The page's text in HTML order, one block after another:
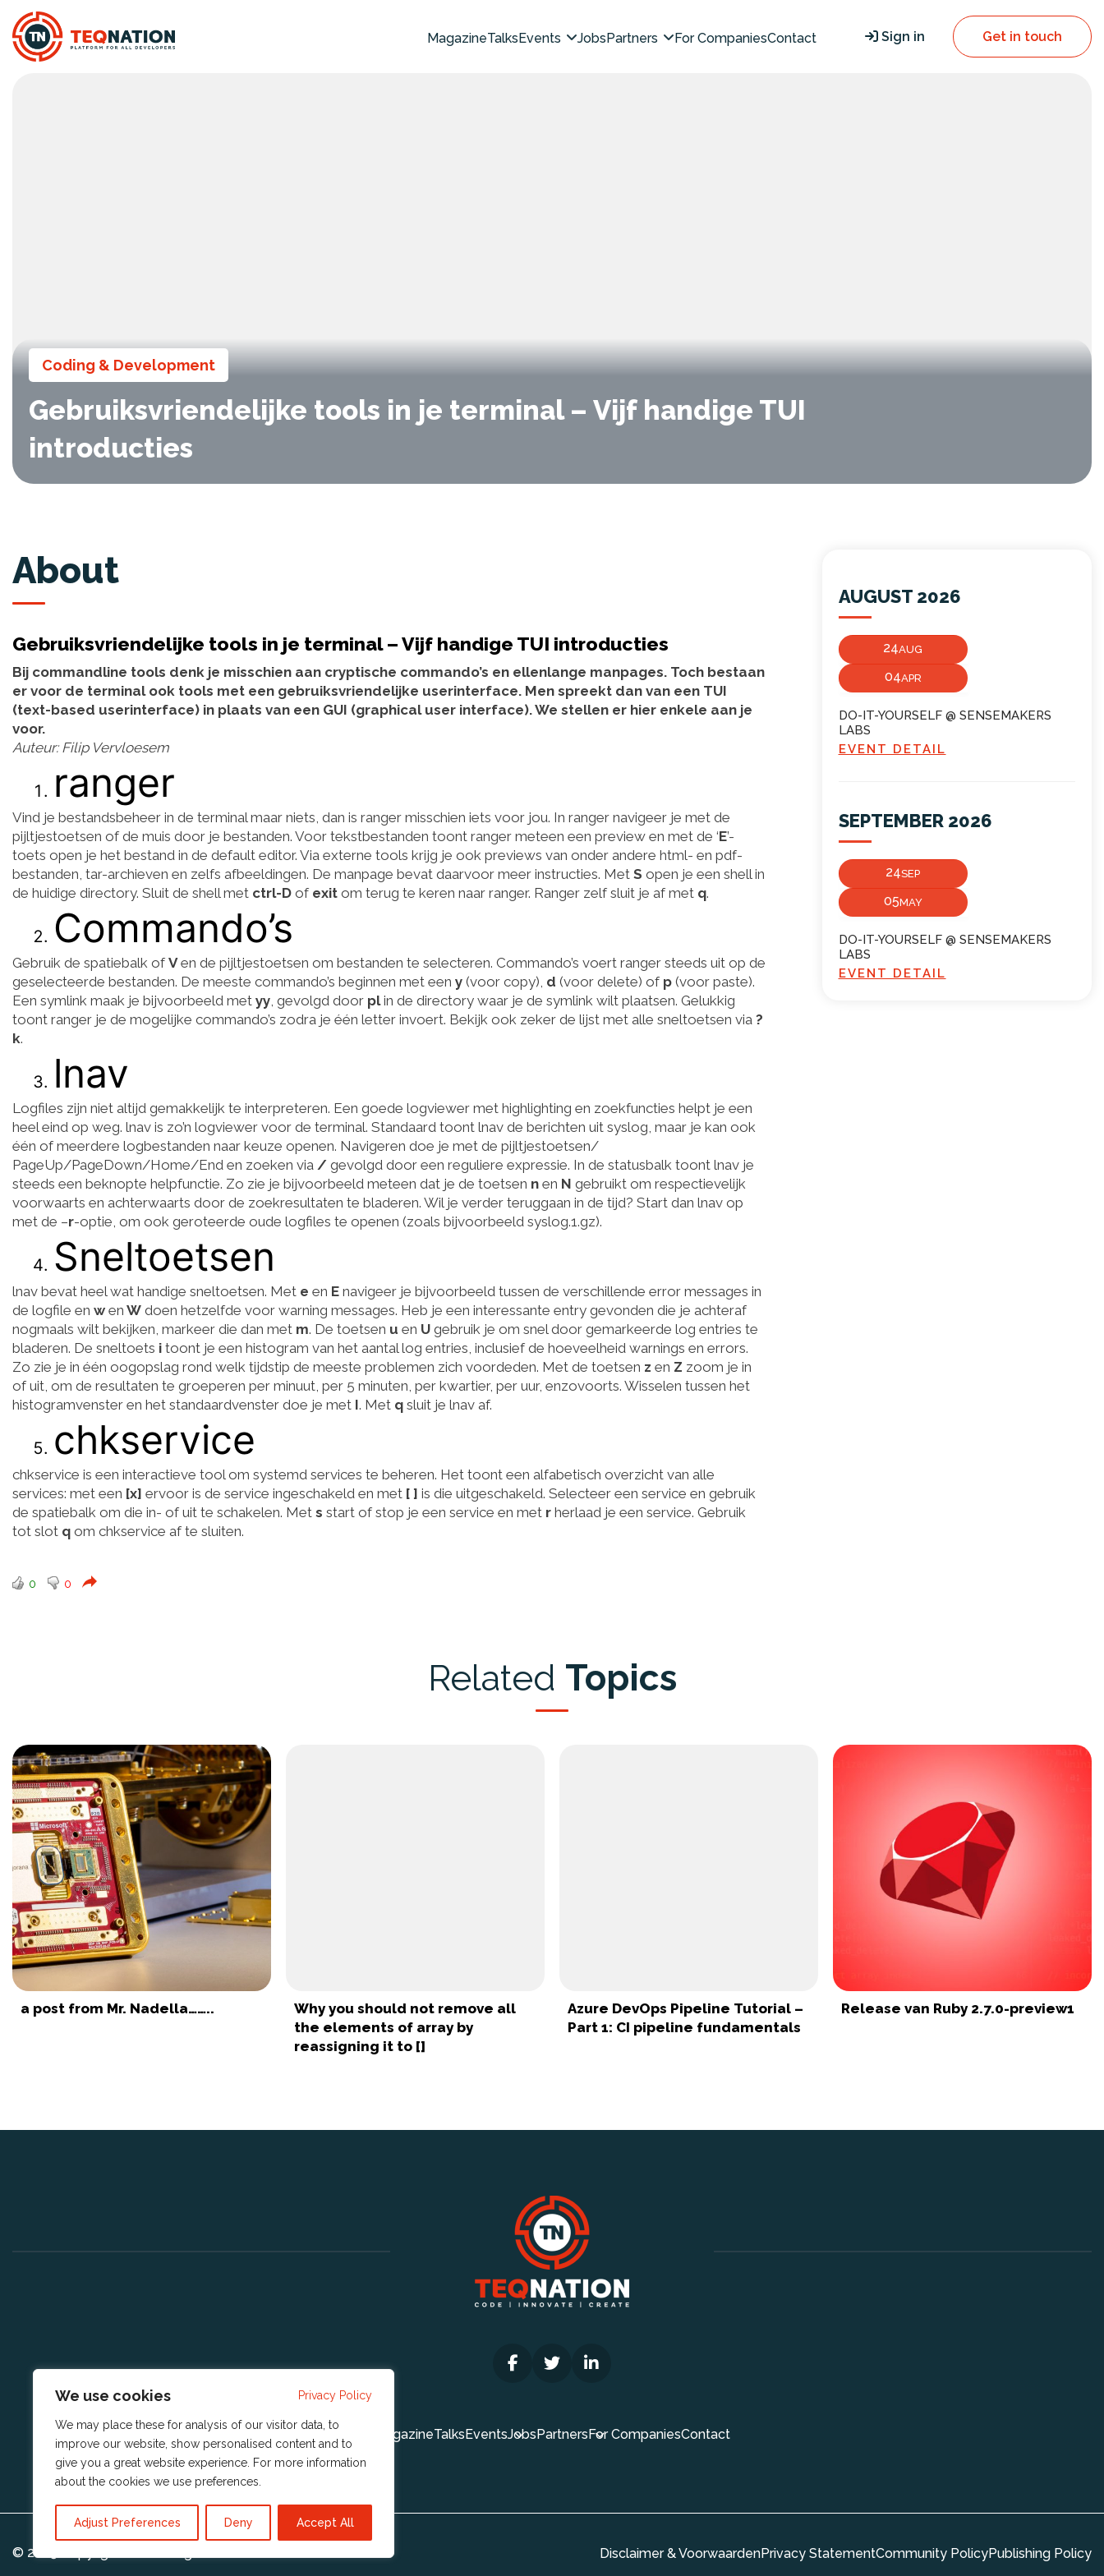
We use cookies Privacy Policy
We may place these for analysis of our visitor data, to
improve our website, show personalised content and to
give you a great website experience. For more information
about the cookies we use preferences
Adjust Preferences Deny Accept All
MagazineTalksEvents JobsPartners For CompaniesContact Sign in Get in touch
Coding & Development
Gebruiksvriendelijke tools in je terminal – Vijf handige TUI
introducties
About
Gebruiksvriendelijke tools in je terminal – Vijf handige TUI introducties
Bij commandline tools denk je misschien aan cryptische commando’s en ellenlange manpages. Toch bestaan
er voor de terminal ook tools met een gebruiksvriendelijke userinterface. Men spreekt dan van een TUI
(text-based userinterface) in plaats van een GUI (graphical user interface). We stellen er hier enkele aan je
voor.
Auteur: Filip Vervloesem
ranger
Vind je bestandsbeheer in de terminal maar niets, dan is ranger misschien iets voor jou. In ranger navigeer je met de
pijltjestoetsen of de muis door je bestanden. Voor tekstbestanden toont ranger meteen een preview en met de ‘E’-
toets open je het bestand in de default editor. Via externe tools krijg je ook previews van onder andere html- en pdf-
bestanden, tar-archieven en zelfs afbeeldingen. De manpage bevat daarvoor meer instructies. Met S open je een shell in
de huidige directory. Sluit de shell met ctrl-D of exit om terug te keren naar ranger. Ranger zelf sluit je af met q.
Commando’s
Gebruik de spatiebalk of Ven de pijltjestoetsen om bestanden te selecteren. Commando’s voert ranger steeds uit op de
geselecteerde bestanden. De meeste commando’s beginnen met een y (voor copy), d (voor delete) of p (voor paste).
Een symlink maak je bijvoorbeeld met yy, gevolgd door plin de directory waar je de symlink wilt plaatsen. Gelukkig
toont ranger je de mogelijke commando’s zodra je één letter invoert. Bekijk ook zeker de lijst met alle sneltoetsen via ?
k.
lnav
Logfiles zijn niet altijd gemakkelijk te interpreteren. Een goede logviewer met highlighting en zoekfuncties helpt je een
heel eind op weg. lnav is zo’n logviewer voor de terminal. Standaard toont lnav de berichten uit syslog, maar je kan ook
één of meerdere logbestanden naar keuze openen. Navigeren doe je met de pijltjestoetsen/
PageUp/PageDown/Home/End en zoeken via / gevolgd door een reguliere expressie. In de statusbalk toont lnav je
steeds een beknopte helpfunctie. Zo zie je bijvoorbeeld meteen dat je de toetsen n en N gebruikt om respectievelijk
voorwaarts en achterwaarts door de zoekresultaten te bladeren. Wil je verder teruggaan in de tijd? Start dan lnav op
met de –r-optie, om ook geroteerde oude logfiles te openen (zoals bijvoorbeeld syslog.1.gz).
Sneltoetsen
lnav bevat heel wat handige sneltoetsen. Met e en E navigeer je bijvoorbeeld tussen de verschillende error messages in
de logfile en w en W doen hetzelfde voor warning messages. Heb je een interessante entry gevonden die je achteraf
nogmaals wilt bekijken, markeer die dan met m. De toetsen u en U gebruik je om snel door gemarkeerde log entries te
bladeren. De sneltoets i toont je een histogram van het aantal log entries, inclusief de hoeveelheid warnings en errors.
Zo zie je in één oogopslag rond welk tijdstip de meeste problemen zich voordeden. Met de toetsen z en Z zoom je in
of uit, om de resultaten te groeperen per minuut, per 5 minuten, per kwartier, per uur, enzovoorts. Wisselen tussen het
histogramvenster en het standaardvenster doe je met I. Met q sluit je lnav af.
chkservice
chkservice is een interactieve tool om systemd services te beheren. Het toont een alfabetisch overzicht van alle
services: met een [x] ervoor is de service ingeschakeld en met [ ] is die uitgeschakeld. Selecteer een service en gebruik
de spatiebalk om die in- of uit te schakelen. Met s start of stop je een service en met r herlaad je een service. Gebruik
tot slot q om chkservice af te sluiten.
0 0
AUGUST 2026
24AUG
04APR
DO-IT-YOURSELF @ SENSEMAKERS
LABS
EVENT DETAIL
SEPTEMBER 2026
24SEP
05MAY
DO-IT-YOURSELF @ SENSEMAKERS
LABS
EVENT DETAIL
Related Topics
a post from Mr. Nadella……..
Why you should not remove all
the elements of array by
reassigning it to []
Azure DevOps Pipeline Tutorial –
Part 1: CI pipeline fundamentals
Release van Ruby 2.7.0-preview1
MagazineTalksEventsJobsPartnersFor CompaniesContact
© 2023 Copyright Disclaimer & VoorwaardenPrivacy StatementCommunity PolicyPublishing Policy